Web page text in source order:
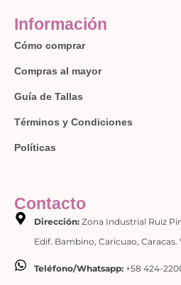
Información
Cómo comprar
Compras al mayor
Guía de Tallas
Términos y Condiciones
Políticas
Contacto
Dirección:Zona Industrial Ruiz
Edif. Bambino, Caricuao, Caracas.
Teléfono/Whatsapp:+58 424-